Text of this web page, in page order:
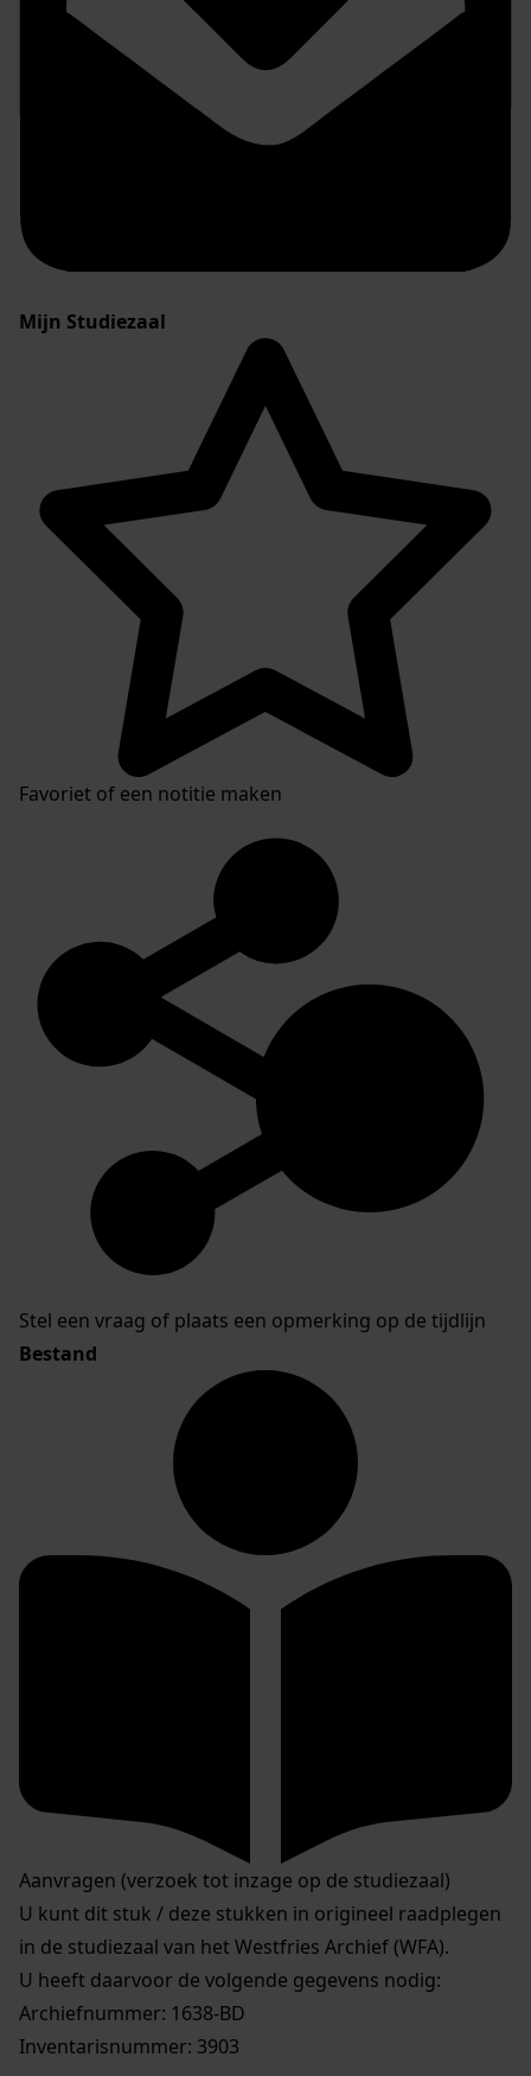
Mijn Studiezaal
Favoriet of een notitie maken
Stel een vraag of plaats een opmerking op de tijdlijn
Bestand
Aanvragen (verzoek tot inzage op de studiezaal)
U kunt dit stuk / deze stukken in origineel raadplegen
in de studiezaal van het Westfries Archief (WFA).
U heeft daarvoor de volgende gegevens nodig:
Archiefnummer: 1638-BD
Inventarisnummer: 3903